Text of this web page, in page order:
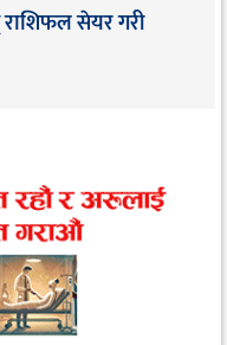
सेयर गरी